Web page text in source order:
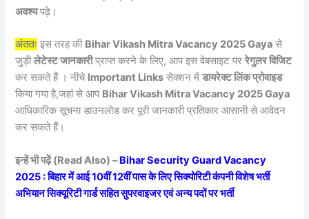
अवश्यपढ़े।
अंततः इस तरह की Bihar Vikash Mitra Vacancy 2025 Gaya से
जुड़ीलेटेस्ट जानकारीप्राप्त करने के लिए, आप इस वेबसाइट पररेगुलर विजिट
कर सकते हैं । नीचे Important Links सेक्शन मेंडायरेक्ट लिंक प्रोवाइड
किया गया है,जहां से आप Bihar Vikash Mitra Vacancy 2025 Gaya
आधिकारिक सूचना डाउनलोड कर पूरी जानकारी प्रतिकार आसानी से आवेदन
कर सकते हैं।
इन्हें भी पढ़ें (Read Also) –Bihar Security Guard Vacancy
2025 : बिहार में आई 10वीं 12वीं पास के लिए सिक्योरिटी कंपनी विशेष भर्ती
अभियान सिक्यूरिटी गार्ड सहित सुपरवाइजर एवं अन्य पदों पर भर्ती